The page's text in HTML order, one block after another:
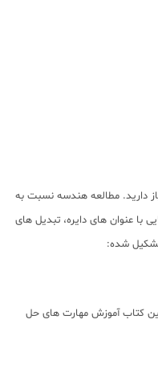
دارید. مطالعه هندسه نسبت به
عنوان های دایره، تبدیل های
شده:
کتاب آموزش مهارت های حل